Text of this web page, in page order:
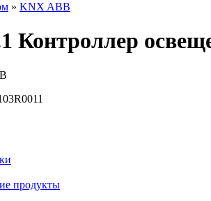
» KNX ABB
Контроллер
продукты